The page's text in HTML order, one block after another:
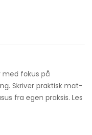
fokus på
Skriver praktisk mat-
fra egen praksis. Les